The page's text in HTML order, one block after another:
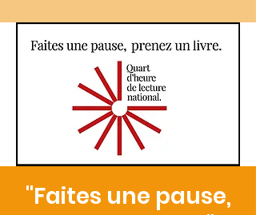
"Faites une pause,